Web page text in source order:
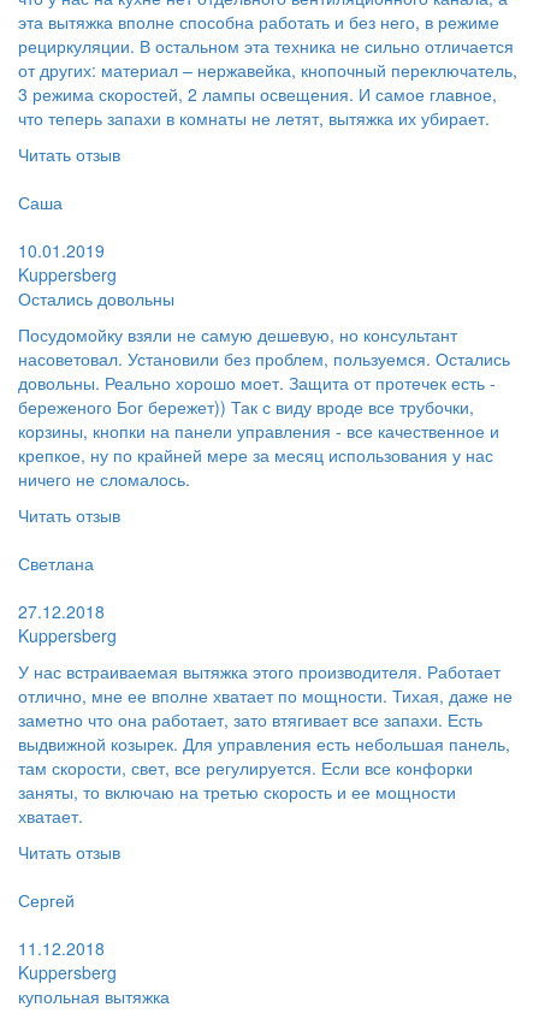
эта вытяжка вполне способна работать и без него, в режиме
рециркуляции. В остальном эта техника не сильно отличается
от других: материал – нержавейка, кнопочный переключатель,
3 режима скоростей, 2 лампы освещения. И самое главное,
что теперь запахи в комнаты не летят, вытяжка их убирает.
Читать отзыв
Саша
10.01.2019
Kuppersberg
Остались довольны
Посудомойку взяли не самую дешевую, но консультант
насоветовал. Установили без проблем, пользуемся. Остались
довольны. Реально хорошо моет. Защита от протечек есть -
береженого Бог бережет)) Так с виду вроде все трубочки,
корзины, кнопки на панели управления - все качественное и
крепкое, ну по крайней мере за месяц использования у нас
ничего не сломалось.
Читать отзыв
Светлана
27.12.2018
Kuppersberg
У нас встраиваемая вытяжка этого производителя. Работает
отлично, мне ее вполне хватает по мощности. Тихая, даже не
заметно что она работает, зато втягивает все запахи. Есть
выдвижной козырек. Для управления есть небольшая панель,
там скорости, свет, все регулируется. Если все конфорки
заняты, то включаю на третью скорость и ее мощности
хватает.
Читать отзыв
Сергей
11.12.2018
Kuppersberg
купольная вытяжка